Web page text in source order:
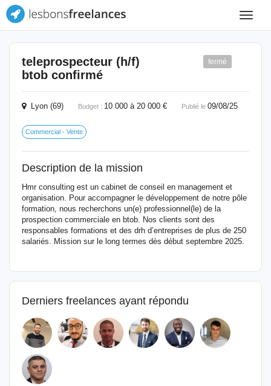
Toggle
teleprospecteur (h/f)
btob confirmé
fermé
Lyon (69) Budget : 10 000 à 20 000 € Publié le 09/08/25
Commercial - Vente
Description de la mission
Hmr consulting est un cabinet de conseil en management et
organisation. Pour accompagner le développement de notre pôle
formation, nous recherchons un(e) professionnel(le) de la
prospection commerciale en btob. Nos clients sont des
responsables formations et des drh d’entreprises de plus de 250
salariés. Mission sur le long termes dès début septembre 2025.
Derniers freelances ayant répondu